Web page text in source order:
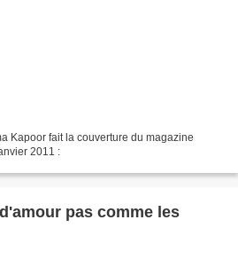
Kapoor fait la couverture du magazine
2011 :
pas comme les